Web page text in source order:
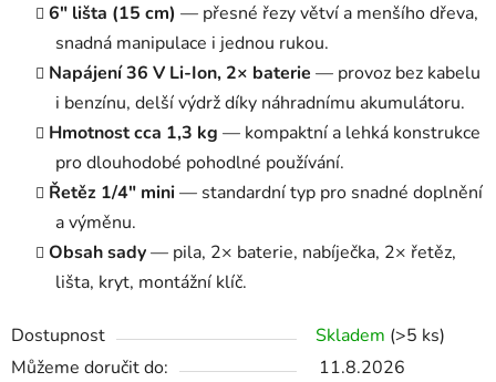
6″ lišta (15 cm) — přesné řezy větví a menšího dřeva,
snadná manipulace i jednou rukou.
Napájení 36 V Li-Ion, 2× baterie — provoz bez kabelu
i benzínu, delší výdrž díky náhradnímu akumulátoru.
Hmotnost cca 1,3 kg — kompaktní a lehká konstrukce
pro dlouhodobé pohodlné používání.
Řetěz 1/4″ mini— standardní typ pro snadné doplnění
a výměnu.
Obsah sady— pila, 2× baterie, nabíječka, 2× řetěz,
lišta, kryt, montážní klíč.
Dostupnost Skladem (>5 ks)
Můžeme doručit do:
11.8.2026